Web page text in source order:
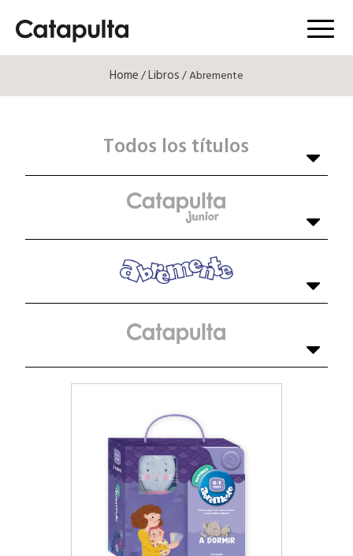
Menú
Home/Libros/ Abremente
Todos los títulos